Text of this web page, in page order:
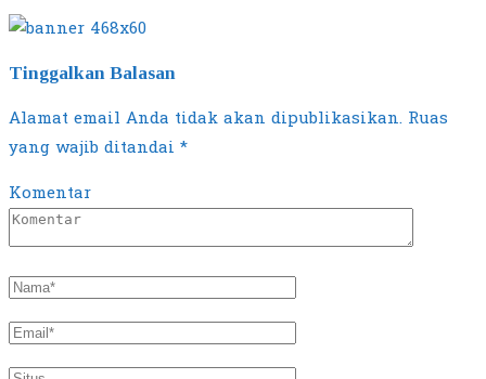
Tinggalkan Balasan
Alamat email Anda tidak akan dipublikasikan. Ruas
yang wajib ditandai *
Komentar